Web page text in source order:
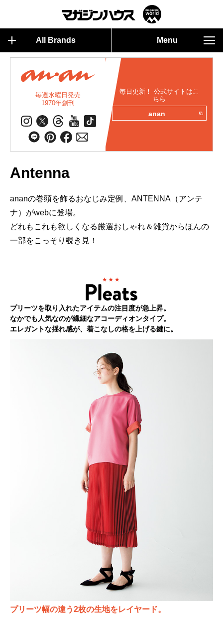
All Brands Menu
毎週水曜日発売
1970年創刊
毎日更新！ 公式サイトはこ
ちら
anan
Antenna
ananの巻頭を飾るおなじみ定例、ANTENNA（アンテ
ナ）がwebに登場。
どれもこれも欲しくなる厳選おしゃれ＆雑貨からほんの
一部をこっそり覗き見！
プリーツを取り入れたアイテムの注目度が急上昇。
なかでも人気なのが繊細なアコーディオンタイプ。
エレガントな揺れ感が、着こなしの格を上げる鍵に。
プリーツ幅の違う2枚の生地をレイヤード。